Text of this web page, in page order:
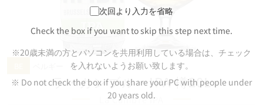
次回より入力を省略
Check the box if you want to skip this step next time.
※20歳未満の方とパソコンを共用利用している場合は、チェック
を入れないようお願い致します。
※ Do not check the box if you share your PC with people under
20 years old.
ラ・カンブル・IPA 樽20L
La Cambre IPA